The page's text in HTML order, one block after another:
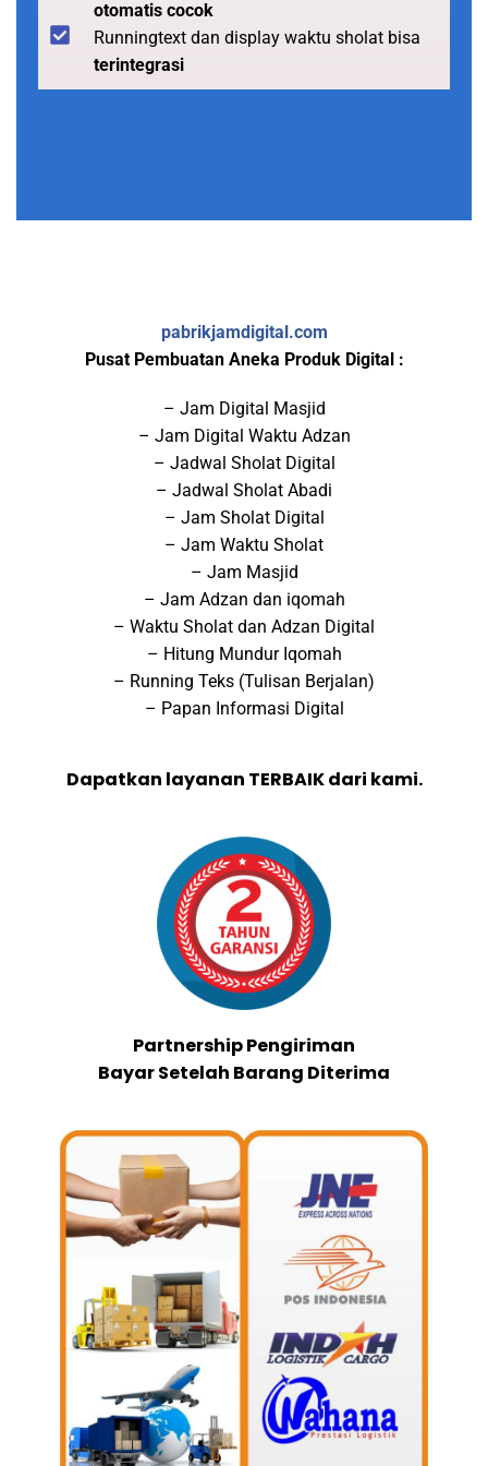
otomatis cocok
Runningtext dan display waktu sholat bisa
terintegrasi
pabrikjamdigital.com
Pusat Pembuatan Aneka Produk Digital :
– Jam Digital Masjid
– Jam Digital Waktu Adzan
– Jadwal Sholat Digital
– Jadwal Sholat Abadi
– Jam Sholat Digital
– Jam Waktu Sholat
– Jam Masjid
– Jam Adzan dan iqomah
– Waktu Sholat dan Adzan Digital
– Hitung Mundur Iqomah
– Running Teks (Tulisan Berjalan)
– Papan Informasi Digital
Dapatkan layanan TERBAIK dari kami.
Partnership Pengiriman
Bayar Setelah Barang Diterima